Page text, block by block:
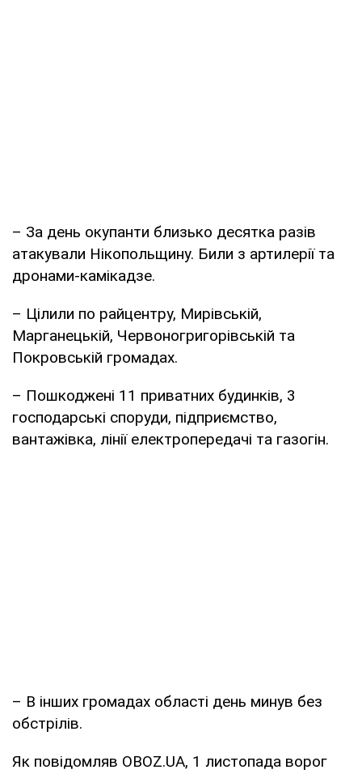
– За день окупанти близько десятка разів
атакували Нікопольщину. Били з артилерії та
дронами-камікадзе.
– Цілили по райцентру, Мирівській,
Марганецькій, Червоногригорівській та
Покровській громадах.
– Пошкоджені 11 приватних будинків, 3
господарські споруди, підприємство,
вантажівка, лінії електропередачі та газогін.
– В інших громадах області день минув без
обстрілів.
Як повідомляв OBOZ.UA, 1 листопада ворог